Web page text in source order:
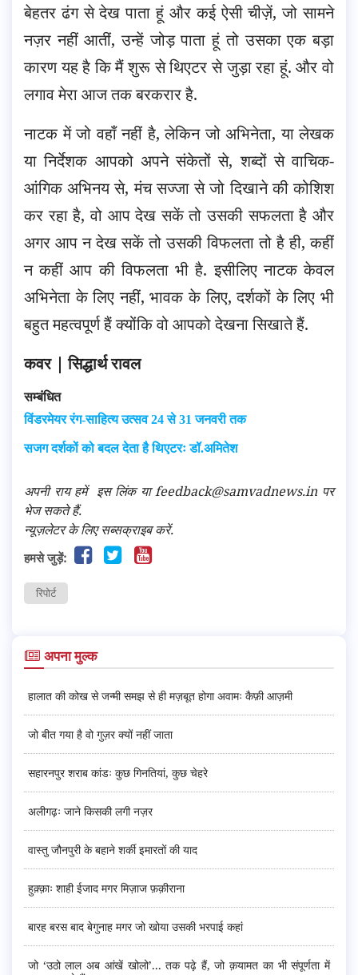
बेहतर ढंग से देख पाता हूं और कई ऐसी चीज़ें, जो सामने
नज़र नहीं आतीं, उन्हें जोड़ पाता हूं तो उसका एक बड़ा
कारण यह है कि मैं शुरू से थिएटर से जुड़ा रहा हूं. और वो
लगाव मेरा आज तक बरकरार है.
नाटक में जो वहाँ नहीं है, लेकिन जो अभिनेता, या लेखक
या निर्देशक आपको अपने संकेतों से, शब्दों से वाचिक-
आंगिक अभिनय से, मंच सज्जा से जो दिखाने की कोशिश
कर रहा है, वो आप देख सकें तो उसकी सफलता है और
अगर आप न देख सकें तो उसकी विफलता तो है ही, कहीं
न कहीं आप की विफलता भी है. इसीलिए नाटक केवल
अभिनेता के लिए नहीं, भावक के लिए, दर्शकों के लिए भी
बहुत महत्वपूर्ण हैं क्योंकि वो आपको देखना सिखाते हैं.
कवर | सिद्धार्थ रावल
सम्बंधित
विंडरमेयर रंग-साहित्य उत्सव 24 से 31 जनवरी तक
सजग दर्शकों को बदल देता है थिएटरः डॉ.अमितेश
अपनी राय हमें इस लिंक या feedback@samvadnews.in पर
भेज सकते हैं.
न्यूज़लेटर के लिए सब्सक्राइब करें.
हमसे जुड़ें:
रिपोर्ट
अपना मुल्क
हालात की कोख से जन्मी समझ से ही मज़बूत होगा अवामः कैफ़ी आज़मी
जो बीत गया है वो गुज़र क्यों नहीं जाता
सहारनपुर शराब कांडः कुछ गिनतियां, कुछ चेहरे
अलीगढ़ः जाने किसकी लगी नज़र
वास्तु जौनपुरी के बहाने शर्की इमारतों की याद
हुक़्क़ाः शाही ईजाद मगर मिज़ाज फ़क़ीराना
बारह बरस बाद बेगुनाह मगर जो खोया उसकी भरपाई कहां
जो ‘उठो लाल अब आंखें खोलो’... तक पढ़े हैं, जो क़यामत का भी संपूर्णता में